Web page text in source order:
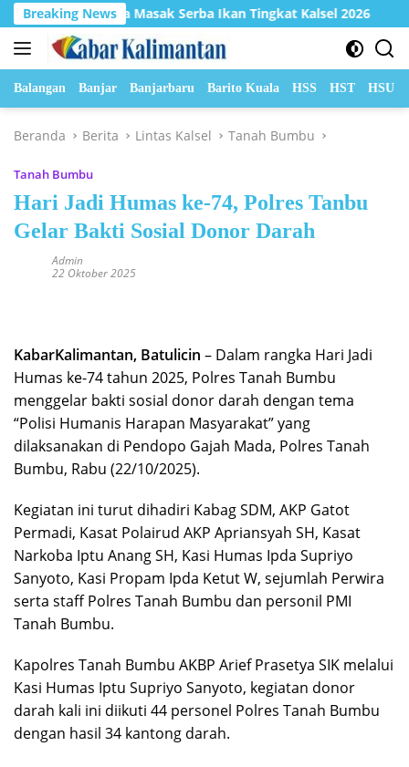
Langsung
ke
konten
Breaking News
2 Lomba Masak Serba Ikan Tingkat Kalsel 2026
Balangan Banjar Banjarbaru Barito Kuala HSS HST HSU
Beranda Berita Lintas Kalsel Tanah Bumbu
Tanah Bumbu
Hari Jadi Humas ke-74, Polres Tanbu
Gelar Bakti Sosial Donor Darah
Admin
22 Oktober 2025
KabarKalimantan, Batulicin – Dalam rangka Hari Jadi
Humas ke-74 tahun 2025, Polres Tanah Bumbu
menggelar bakti sosial donor darah dengan tema
“Polisi Humanis Harapan Masyarakat” yang
dilaksanakan di Pendopo Gajah Mada, Polres Tanah
Bumbu, Rabu (22/10/2025).
Kegiatan ini turut dihadiri Kabag SDM, AKP Gatot
Permadi, Kasat Polairud AKP Apriansyah SH, Kasat
Narkoba Iptu Anang SH, Kasi Humas Ipda Supriyo
Sanyoto, Kasi Propam Ipda Ketut W, sejumlah Perwira
serta staff Polres Tanah Bumbu dan personil PMI
Tanah Bumbu.
Kapolres Tanah Bumbu AKBP Arief Prasetya SIK melalui
Kasi Humas Iptu Supriyo Sanyoto, kegiatan donor
darah kali ini diikuti 44 personel Polres Tanah Bumbu
dengan hasil 34 kantong darah.